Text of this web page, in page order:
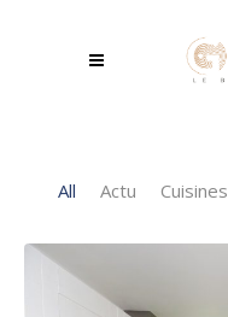
All Actu Cuisines